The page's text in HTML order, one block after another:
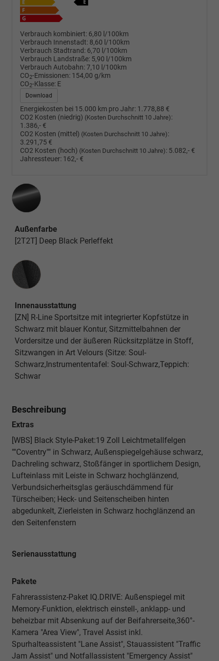
Verbrauch kombiniert: 6,80 l/100km
Verbrauch Innenstadt: 8,60 l/100km
Verbrauch Stadtrand: 6,70 l/100km
Verbrauch Landstraße: 5,90 l/100km
Verbrauch Autobahn:7,10 l/100km
CO2-Emissionen: 154,00 g/km
CO2-Klasse: E
Download
Energiekosten bei 15.000 km pro Jahr: 1.778,88 €
CO2 Kosten (niedrig) (Kosten Durchschnitt 10 Jahre):
1.386,- €
CO2 Kosten (mittel) (Kosten Durchschnitt 10 Jahre):
3.291,75 €
CO2 Kosten (hoch) (Kosten Durchschnitt 10 Jahre): 5.082,- €
Jahressteuer: 162,- €
Außenfarbe
[2T2T] Deep Black Perleffekt
Innenausstattung
Innenausstattung
[ZN] R-Line Sportsitze mit integrierter Kopfstütze in
Schwarz mit blauer Kontur, Sitzmittelbahnen der
Vordersitze und der äußeren Rücksitzplätze in Stoff,
Sitzwangen in Art Velours (Sitze: Soul-
Schwarz,Instrumententafel: Soul-Schwarz,Teppich:
Schwar
Beschreibung
Extras
[WBS] Black Style-Paket:19 Zoll Leichtmetallfelgen
""Coventry"" in Schwarz, Außenspiegelgehäuse schwarz,
Dachreling schwarz, Stoßfänger in sportlichem Design,
Lufteinlass mit Leiste in Schwarz hochglänzend,
Verbundsicherheitsglas geräuschdämmend für
Türscheiben; Heck- und Seitenscheiben hinten
abgedunkelt, Zierleisten in Schwarz hochglänzend an
den Seitenfenstern
Serienausstattung
Pakete
Fahrerassistenz-Paket IQ.DRIVE: Außenspiegel mit
Memory-Funktion, elektrisch einstell-, anklapp- und
beheizbar mit Absenkung auf der Beifahrerseite,360°-
Kamera "Area View", Travel Assist inkl.
Spurhalteassistent "Lane Assist", Stauassistent "Traffic
Jam Assist" und Notfallassistent "Emergency Assist"